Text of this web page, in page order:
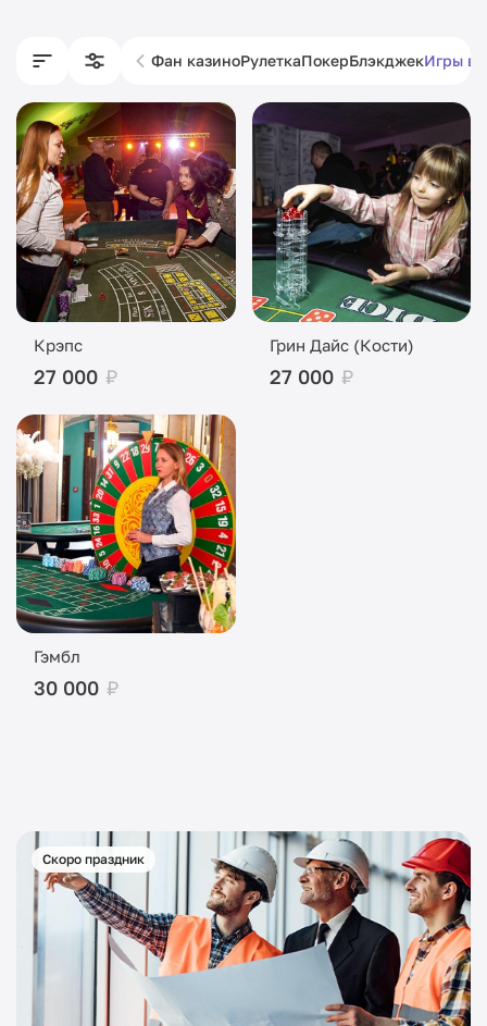
Фан казиноРулеткаПокерБлэкджекИгры в
Крэпс
27 000 ₽
Грин Дайс (Кости)
27 000 ₽
Гэмбл
30 000 ₽
Скоро праздник